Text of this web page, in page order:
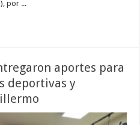
por ...
aportes para
deportivas y